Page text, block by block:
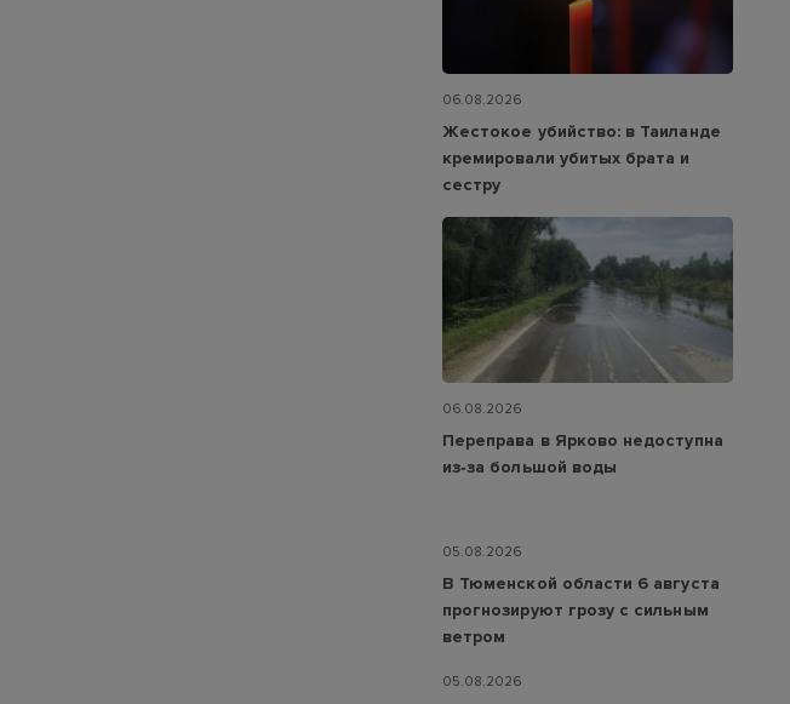
06.08.2026
Жестокое убийство: в Таиланде
кремировали убитых брата и
сестру
06.08.2026
Переправа в Ярково недоступна
из‑за большой воды
05.08.2026
В Тюменской области 6 августа
прогнозируют грозу с сильным
ветром
05.08.2026